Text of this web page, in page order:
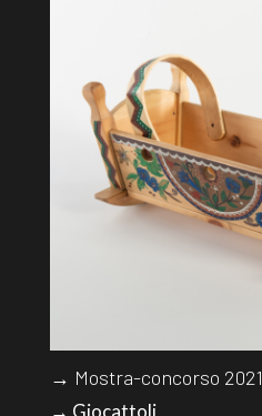
→ Mostra-concorso 2021
→ Giocattoli